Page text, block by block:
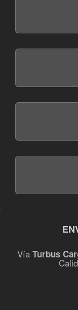
Vía Turbus